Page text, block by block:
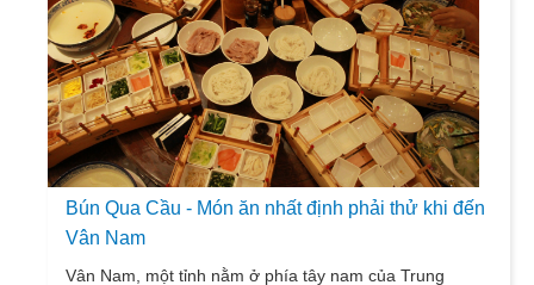
Bún Qua Cầu - Món ăn nhất định phải thử khi đến
Vân Nam
Vân Nam, một tỉnh nằm ở phía tây nam của Trung